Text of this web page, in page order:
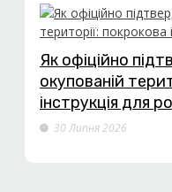
Як офіційно
окупованій
інструкція для
30 Липня 2026